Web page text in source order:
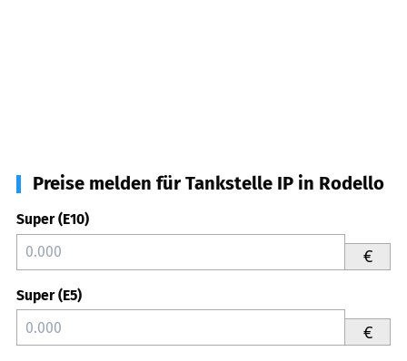
Preise melden für Tankstelle IP in Rodello
Super (E10)
€
Super (E5)
€